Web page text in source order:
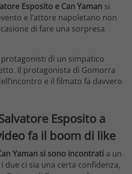
Esposito e Can Yaman si
e l’attore napoletano non
di fare una sorpresa
di un simpatico
Il protagonista di Gomorra
e il filmato fa davvero
Esposito a
fa il boom di like
Yaman si sono incontrati a un
due ci sia una certa confidenza,